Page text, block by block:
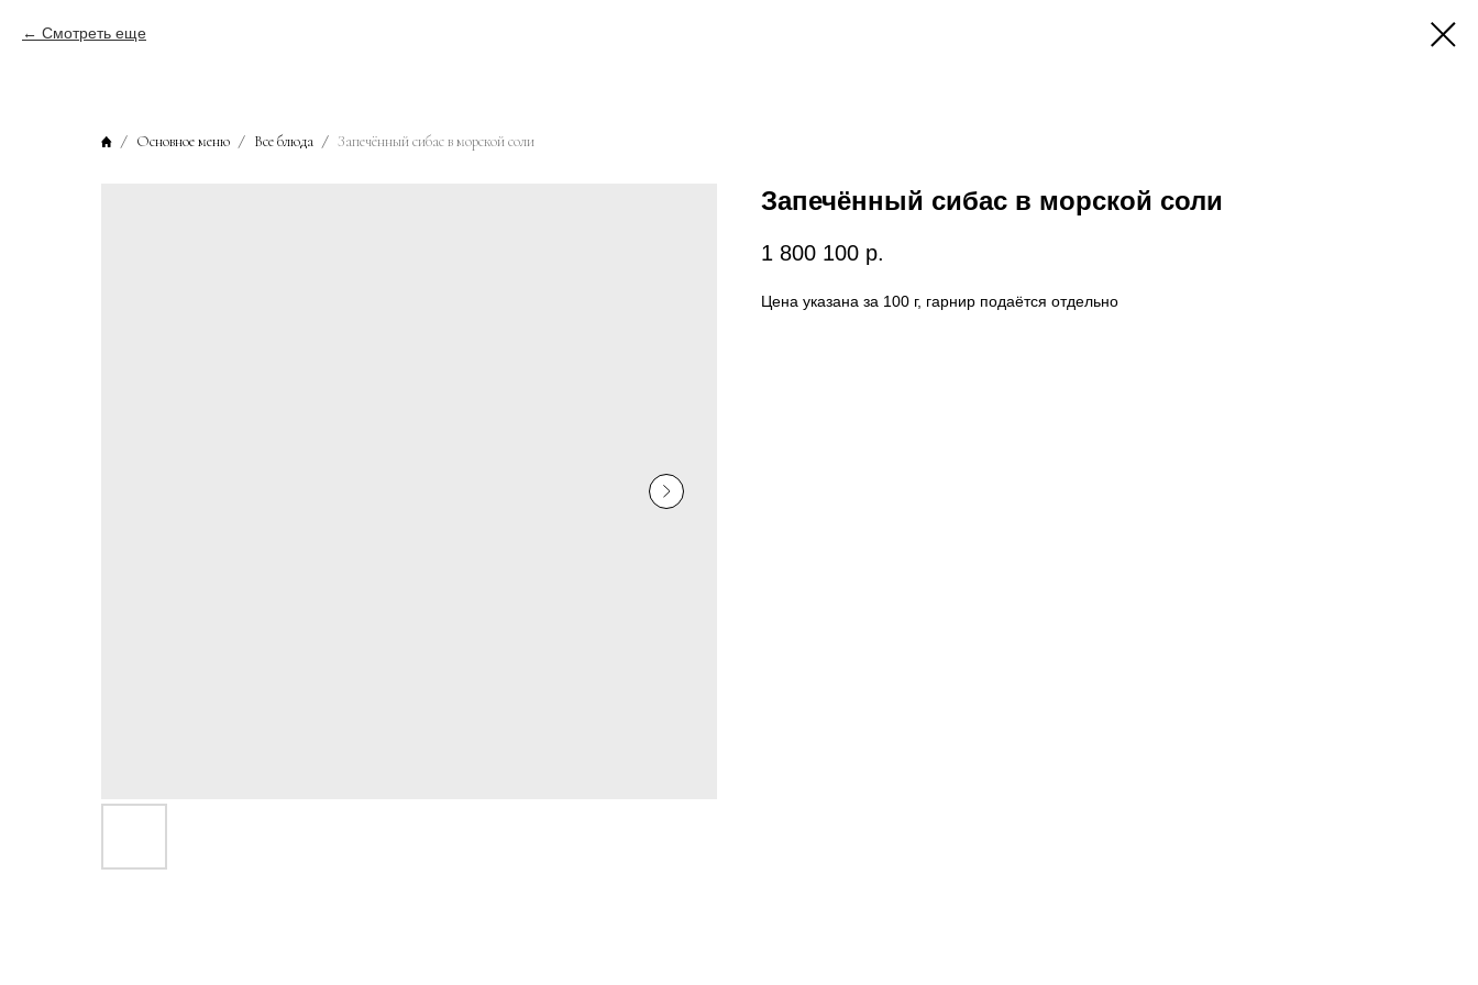
Смотреть еще
Основное меню Все блюда Запечённый сибас в морской соли
Запечённый сибас в морской соли
1 800 100 р.
Цена указана за 100 г, гарнир подаётся отдельно